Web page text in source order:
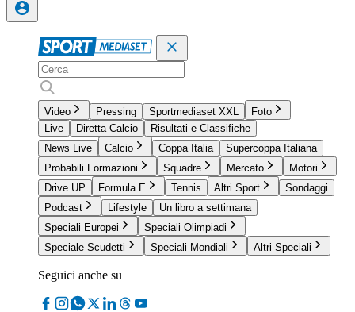
Video Pressing Sportmediaset XXL
Foto
Live
Diretta Calcio
Risultati e Classifiche
News Live
Calcio Coppa Italia
Supercoppa Italiana
Probabili Formazioni
Squadre Mercato
Motori
Drive UP
Formula E Tennis Altri Sport
Sondaggi
Podcast
Lifestyle
Un libro a settimana
Speciali Europei
Speciali Olimpiadi
Speciale Scudetti
Speciali Mondiali Altri Speciali
Seguici anche su